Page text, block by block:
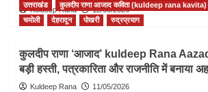
Kuldeep Rana 12/05/2026
उत्तराखंड कुलदीप राणा आजाद कविता (kuldeep rana kavita)
चमोली
देहरादून पोखरी रुद्रप्रयाग
कुलदीप राणा ‘आजाद’ kuldeep Rana
बड़ी हस्ती, पत्रकारिता और राजनीति में बनाया
Kuldeep Rana 11/05/2026